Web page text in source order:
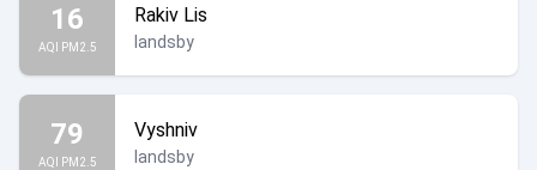
16
AQI PM2.5
Rakiv Lis
landsby
79
AQI PM2.5
Vyshniv
landsby